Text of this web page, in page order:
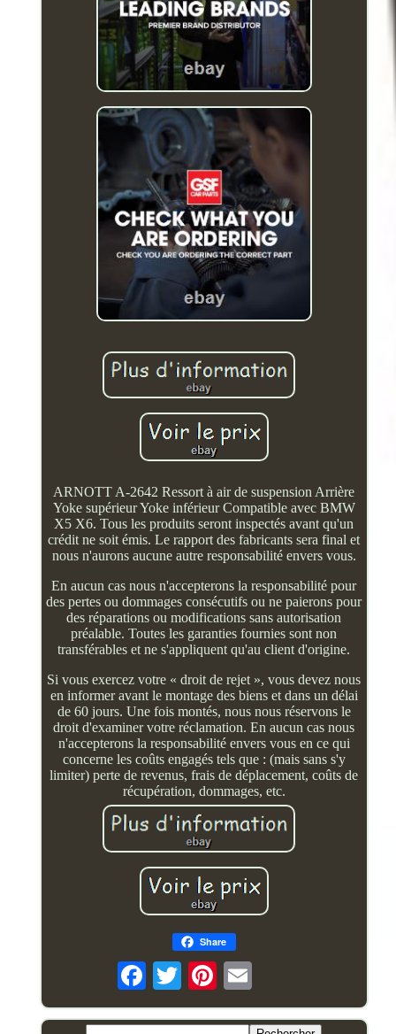
ARNOTT A-2642 Ressort à air de suspension Arrière
Yoke supérieur Yoke inférieur Compatible avec BMW
X5 X6. Tous les produits seront inspectés avant qu'un
crédit ne soit émis. Le rapport des fabricants sera final et
nous n'aurons aucune autre responsabilité envers vous.
En aucun cas nous n'accepterons la responsabilité pour
des pertes ou dommages consécutifs ou ne paierons pour
des réparations ou modifications sans autorisation
préalable. Toutes les garanties fournies sont non
transférables et ne s'appliquent qu'au client d'origine.
Si vous exercez votre « droit de rejet », vous devez nous
en informer avant le montage des biens et dans un délai
de 60 jours. Une fois montés, nous nous réservons le
droit d'examiner votre réclamation. En aucun cas nous
n'accepterons la responsabilité envers vous en ce qui
concerne les coûts engagés tels que : (mais sans s'y
limiter) perte de revenus, frais de déplacement, coûts de
récupération, dommages, etc.
Share